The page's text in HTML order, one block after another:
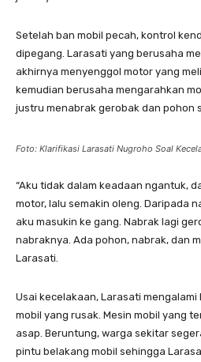
Setelah ban mobil pecah, kontrol
dipegang. Larasati yang berusaha
akhirnya menyenggol motor yang
kemudian berusaha mengarahkan
justru menabrak gerobak dan pohon
Foto: Klarifikasi Larasati Nugroho Soal
“Aku tidak dalam keadaan ngantuk,
motor, lalu semakin oleng. Daripada
aku masukin ke gang. Nabrak lagi
nabraknya. Ada pohon, nabrak, dan
Larasati.
Usai kecelakaan, Larasati
mobil yang rusak. Mesin mobil yang
asap. Beruntung, warga sekitar
pintu belakang mobil sehingga